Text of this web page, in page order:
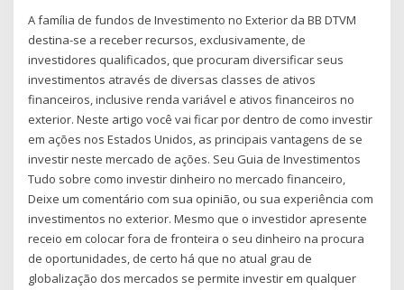
A família de fundos de Investimento no Exterior da BB DTVM
destina-se a receber recursos, exclusivamente, de
investidores qualificados, que procuram diversificar seus
investimentos através de diversas classes de ativos
financeiros, inclusive renda variável e ativos financeiros no
exterior. Neste artigo você vai ficar por dentro de como investir
em ações nos Estados Unidos, as principais vantagens de se
investir neste mercado de ações. Seu Guia de Investimentos
Tudo sobre como investir dinheiro no mercado financeiro,
Deixe um comentário com sua opinião, ou sua experiência com
investimentos no exterior. Mesmo que o investidor apresente
receio em colocar fora de fronteira o seu dinheiro na procura
de oportunidades, de certo há que no atual grau de
globalização dos mercados se permite investir em qualquer